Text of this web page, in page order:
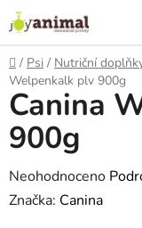
Přejít
na
obsah
Domů
/ Psi / Nutriční
Welpenkalk plv 900g
Canina
900g
Průměrné
hodnocení
Neohodnoceno
Značka: Canina